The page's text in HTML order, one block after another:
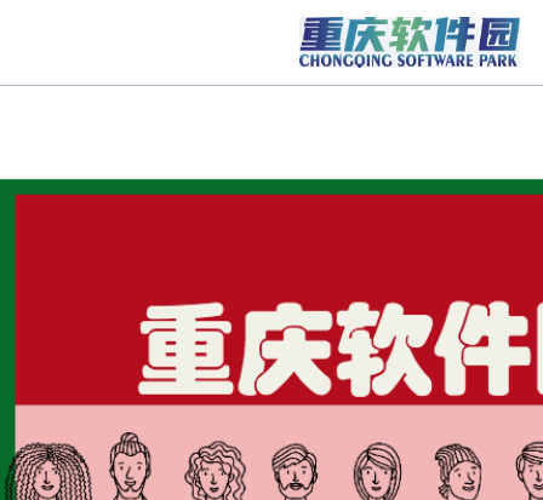
/www/wwwroot/blizz-meeting.com/service/